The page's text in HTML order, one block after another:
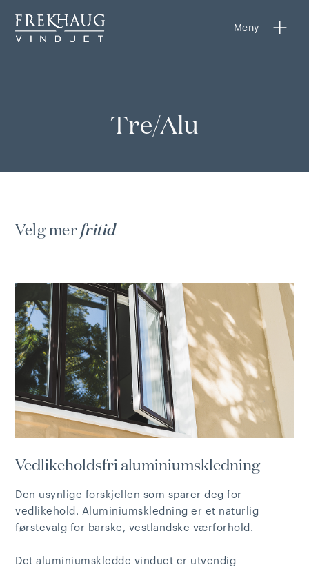
Meny
Meny
Tre/Alu
Velg mer fritid
Vedlikeholdsfri aluminiumskledning
Den usynlige forskjellen som sparer deg for
vedlikehold. Aluminiumskledning er et naturlig
førstevalg for barske, vestlandske værforhold.
Det aluminiumskledde vinduet er utvendig